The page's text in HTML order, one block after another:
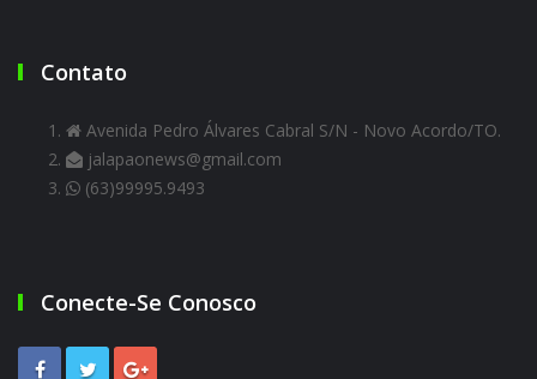
Contato
Avenida Pedro Álvares Cabral S/N - Novo Acordo/TO.
jalapaonews@gmail.com
(63)99995.9493
Conecte-Se Conosco